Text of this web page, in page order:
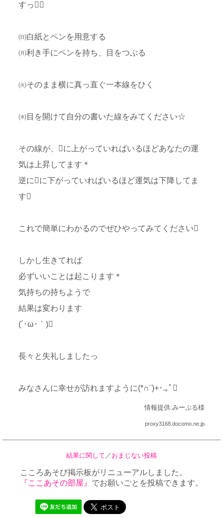
すっ
㈰白紙とペンを用意する
㈪利き手にペンを持ち、目をつぶる
㈫そのまま横に真っ直ぐ一本線をひく
㈬目を開けて自分の書いた線をみてください☆
その線が、に上がっていればいるほどあなたの運
気は上昇してます＊
逆にに下がっていればいるほど運気は下降してま
す
これで簡単にわかるのでぜひやってみてください
しかし生きてれば
必ずいいことは起こります＊
気持ちの持ちようで
結果は変わります
(´･ω･｀)
長々と失礼しましたっ
みなさんに幸せが訪れますように(*∩¨)+･.｡ﾟ
情報提供:みーぷる様
proxy3168.docomo.ne.jp
結果に関して ／ おまじない投稿
こころあそび掲示板がリニューアルしました。
『ここあその部屋』 でお願いごとを投稿できます。